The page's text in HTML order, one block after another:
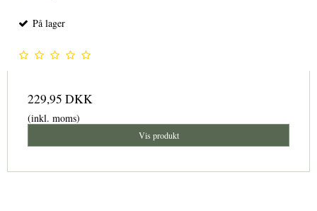
På lager
229,95 DKK
(inkl. moms)
Vis produkt